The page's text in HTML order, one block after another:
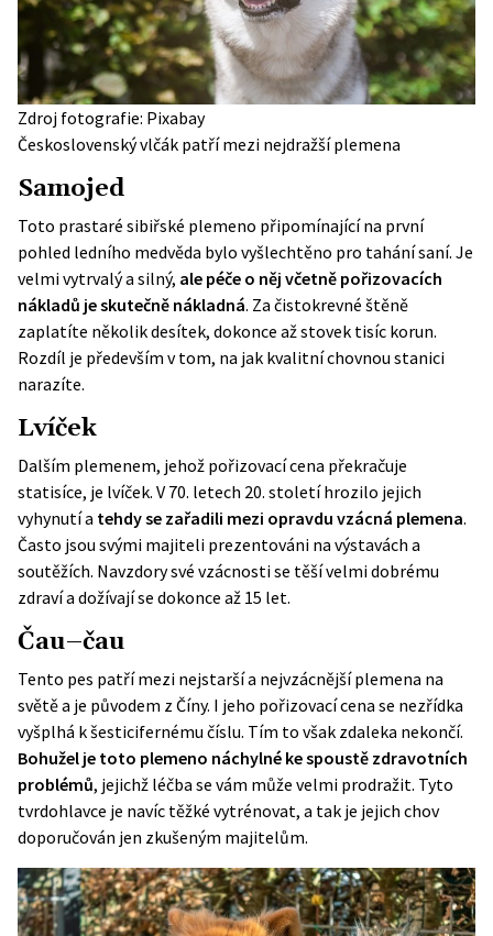
Zdroj fotografie: Pixabay
Československý vlčák patří mezi nejdražší plemena
Samojed
Toto prastaré sibiřské plemeno připomínající na první
pohled ledního medvěda bylo vyšlechtěno pro tahání saní. Je
velmi vytrvalý a silný, ale péče o něj včetně pořizovacích
nákladů je skutečně nákladná. Za čistokrevné štěně
zaplatíte několik desítek, dokonce až stovek tisíc korun.
Rozdíl je především v tom, na jak kvalitní chovnou stanici
narazíte.
Lvíček
Dalším plemenem, jehož pořizovací cena překračuje
statisíce, je lvíček. V 70. letech 20. století hrozilo jejich
vyhynutí a tehdy se zařadili mezi opravdu vzácná plemena.
Často jsou svými majiteli prezentováni na výstavách a
soutěžích. Navzdory své vzácnosti se těší velmi dobrému
zdraví a dožívají se dokonce až 15 let.
Čau–čau
Tento pes patří mezi nejstarší a nejvzácnější plemena na
světě a je původem z Číny. I jeho pořizovací cena se nezřídka
vyšplhá k šesticifernému číslu. Tím to však zdaleka nekončí.
Bohužel je toto plemeno náchylné ke spoustě zdravotních
problémů, jejichž léčba se vám může velmi prodražit. Tyto
tvrdohlavce je navíc těžké vytrénovat, a tak je jejich chov
doporučován jen zkušeným majitelům.